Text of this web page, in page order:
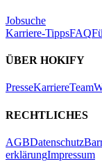
Jobsuche
Karriere-TippsFAQ
ÜBER HOKIFY
PresseKarriereTeam
RECHTLICHES
AGBDatenschutz
erklärungImpressum